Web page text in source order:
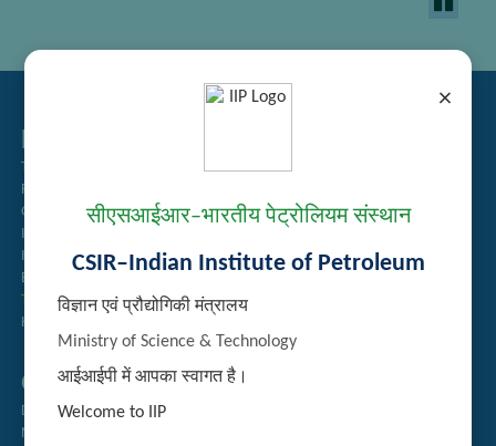
×
सीएसआईआर–भारतीय पेट्रोलियम संस्थान
CSIR–Indian Institute of Petroleum
विज्ञान एवं प्रौद्योगिकी मंत्रालय
Ministry of Science & Technology
आईआईपी में आपका स्वागत है।
Welcome to IIP
Related Links
Tender Management
Recruitment
Guest House Booking
Intranet
Institute Repository
Employee Search
Technology Brochures
Handling of Complaints of Sexual Harassment
Quick Links
Directory
Newsletter